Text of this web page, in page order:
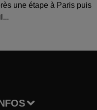
une étape à Paris puis